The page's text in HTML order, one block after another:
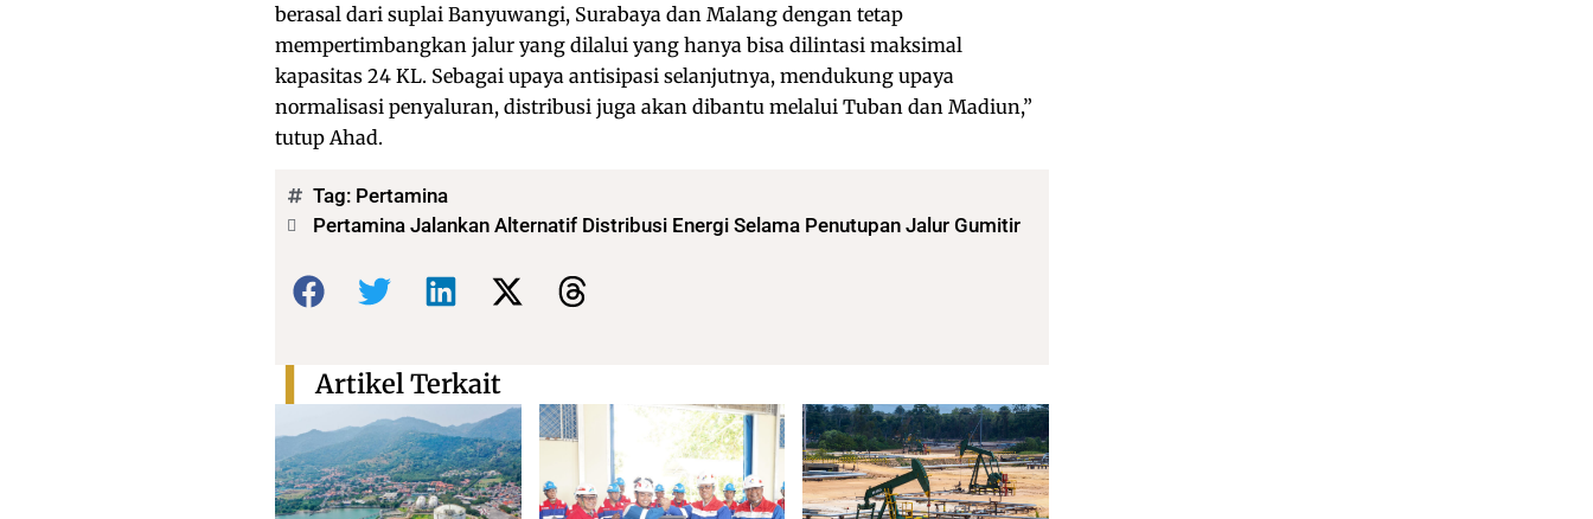
berasal dari suplai Banyuwangi, Surabaya dan Malang dengan tetap
mempertimbangkan jalur yang dilalui yang hanya bisa dilintasi maksimal
kapasitas 24 KL. Sebagai upaya antisipasi selanjutnya, mendukung upaya
normalisasi penyaluran, distribusi juga akan dibantu melalui Tuban dan Madiun,”
tutup Ahad.
Tag: Pertamina
Pertamina Jalankan Alternatif Distribusi Energi Selama Penutupan Jalur Gumitir
Bagikan:
Artikel Terkait